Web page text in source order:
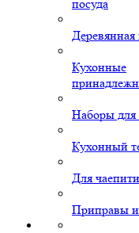
посуда
Деревянная
Кухонные
Наборы для
Кухонный
Для
Приправы